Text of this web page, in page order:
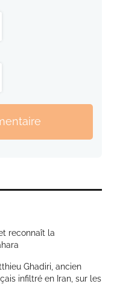
reconnaît la
Ghadiri, ancien
infiltré en Iran, sur les